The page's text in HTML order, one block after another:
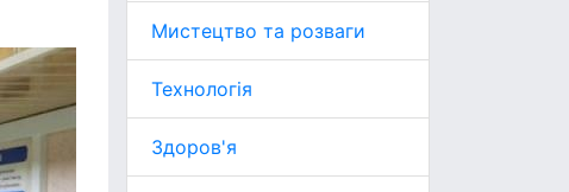
Мистецтво та розваги
Технологія
Здоров'я